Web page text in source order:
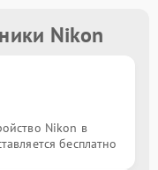
Nikon
Nikon в
бесплатно